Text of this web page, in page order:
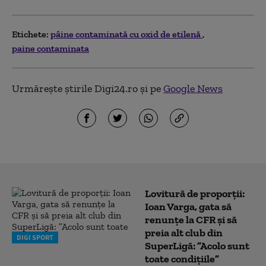
Etichete: pâine contaminată cu oxid de etilenă
paine contaminata
Urmărește știrile Digi24.ro și peGoogle News
DIGI SPORT
Lovitură de proporții:
Ioan Varga, gata să
renunțe la CFR și să
preia alt club din
SuperLigă: ”Acolo sunt
toate condițiile”